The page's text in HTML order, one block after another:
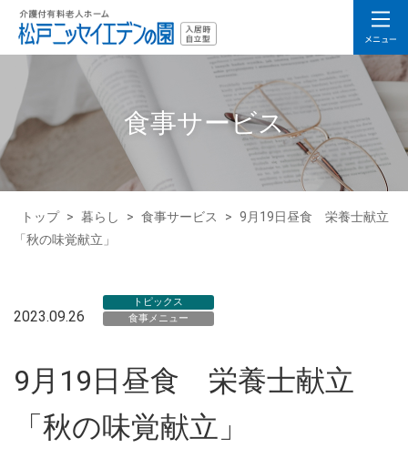
食事サービス
トップ > 暮らし > 食事サービス > 9月19日昼食 栄養士献立
「秋の味覚献立」
2023.09.26
トピックス
食事メニュー
9月19日昼食 栄養士献立
「秋の味覚献立」